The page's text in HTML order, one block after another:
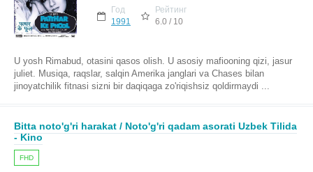
Год
1991
Рейтинг
6.0 / 10
U yosh Rimabud, otasini qasos olish. U asosiy mafiooning qizi, jasur
juliet. Musiqa, raqslar, salqin Amerika janglari va Chases bilan
jinoyatchilik fitnasi sizni bir daqiqaga zo'riqishsiz qoldirmaydi ...
Bitta noto'g'ri harakat / Noto'g'ri qadam asorati Uzbek Tilida
- Kino
FHD